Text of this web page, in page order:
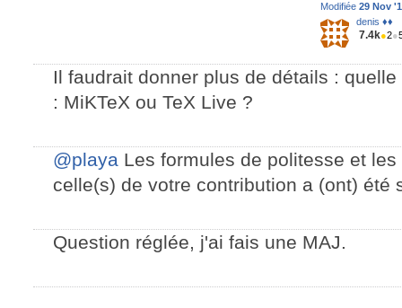
Modifiée 29 Nov
denis ♦♦
7.4k●2●
Il faudrait donner plus de détails :
: MiKTeX ou TeX Live ?
@playa Les formules de politesse et
celle(s) de votre contribution a (ont) été
Question réglée, j'ai fais une MAJ.